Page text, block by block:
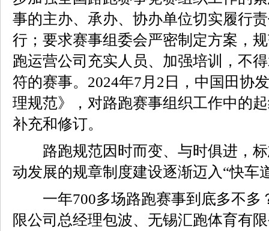
事的主办、承办、协办单位切实履行
行；要求赛事组委会严密制定方案，
跑运营公司充实人员、加强培训，不
符的赛事。2024年7月2日，中国田协
理规范》，对路跑赛事组织工作中的
补充和修订。
路跑规范因时而变、与时俱进，标
动发展的规章制度建设逐渐迈入“快车
一年700多场路跑赛事到底多不多
限公司总经理包波、无锡汇跑体育有